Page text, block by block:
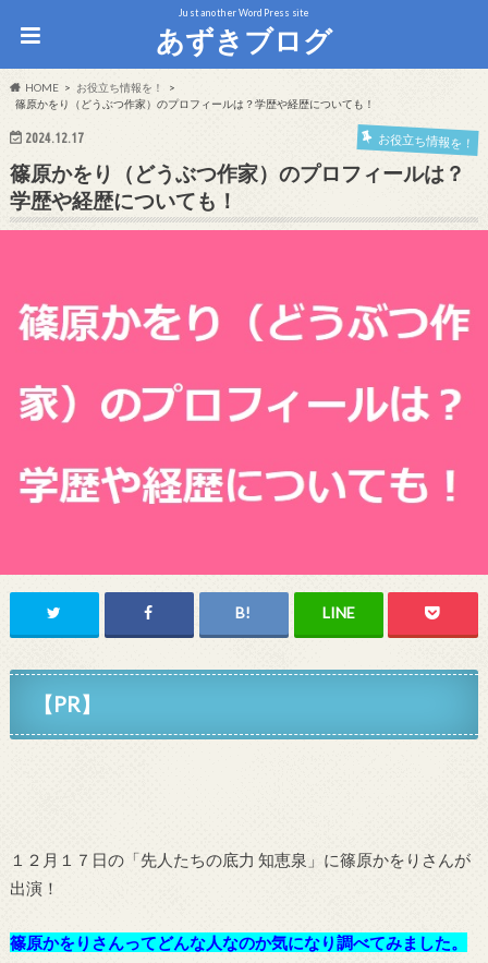
Just another WordPress site
あずきブログ
HOME
お役立ち情報を！
篠原かをり（どうぶつ作家）のプロフィールは？学歴や経歴についても！
2024.12.17 お役立ち情報を！
篠原かをり（どうぶつ作家）のプロフィールは？
学歴や経歴についても！
【PR】
１２月１７日の「先人たちの底力 知恵泉」に篠原かをりさんが
出演！
篠原かをりさんってどんな人なのか気になり調べてみました。